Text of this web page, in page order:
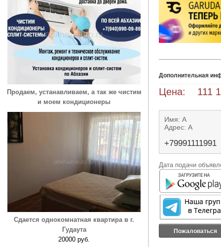
Продаем, устанавливаем, а так же чистим
и моем кондиционеры
Сдается однокомнатная квартира в г.
Гудаута
20000 руб.
Дополнительная
Цена: 111
Имя: А
Адрес: А
+79991111991
Дата подачи
Пожаловаться